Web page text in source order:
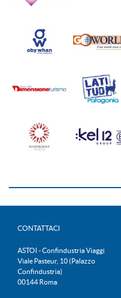
CONTATTACI
ASTOI - Confindustria Viaggi
Viale Pasteur, 10 (Palazzo
Confindustria)
00144 Roma